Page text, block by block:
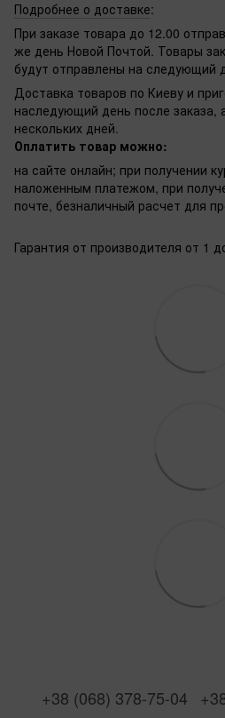
Подробнее о доставке:
При заказе товара до 12.00
же день Новой Почтой. Товары
будут отправлены на следующий
Доставка товаров по Киеву и
наследующий день после заказа,
нескольких дней.
Оплатить товар можно:
на сайте онлайн; при получении
наложенным платежом, при
почте, безналичный расчет для
Гарантия от производителя от 1
+38 (068) 378-75-04